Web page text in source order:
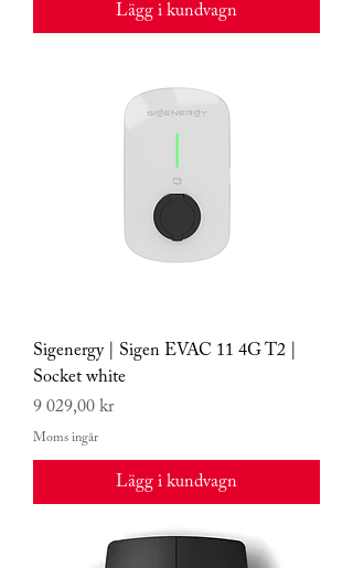
Lägg i kundvagn
Sigenergy | Sigen EVAC 11 4G T2 |
Socket white
Pris
9 029,00 kr
Moms ingår
Lägg i kundvagn